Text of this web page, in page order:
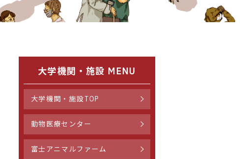
大学機関・施設 MENU
大学機関・施設TOP
動物医療センター
富士アニマルファーム